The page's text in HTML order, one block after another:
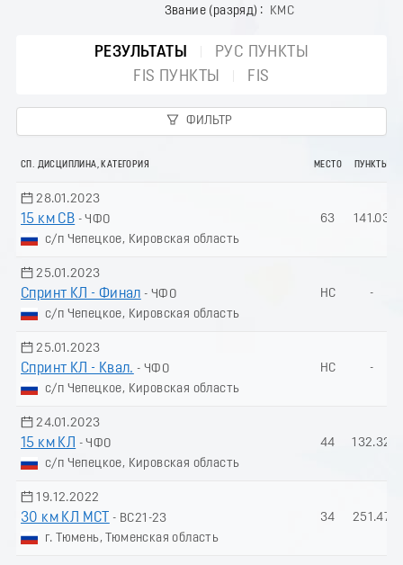
Звание (разряд)
КМС
РЕЗУЛЬТАТЫ
РУС ПУНКТЫ
FIS ПУНКТЫ
FIS
ФИЛЬТР
СП. ДИСЦИПЛИНА, КАТЕГОРИЯ МЕСТО ПУНКТЫ
28.01.2023
15 км СВ - ЧФО
с/п Чепецкое, Кировская область
63 141.03
25.01.2023
Спринт КЛ - Финал - ЧФО
с/п Чепецкое, Кировская область
НС -
25.01.2023
Спринт КЛ - Квал. - ЧФО
с/п Чепецкое, Кировская область
НС -
24.01.2023
15 км КЛ
- ЧФО
с/п Чепецкое, Кировская область
44 132.32
19.12.2022
30 км КЛ МСТ
- ВС21-23
г. Тюмень, Тюменская область
34 251.47